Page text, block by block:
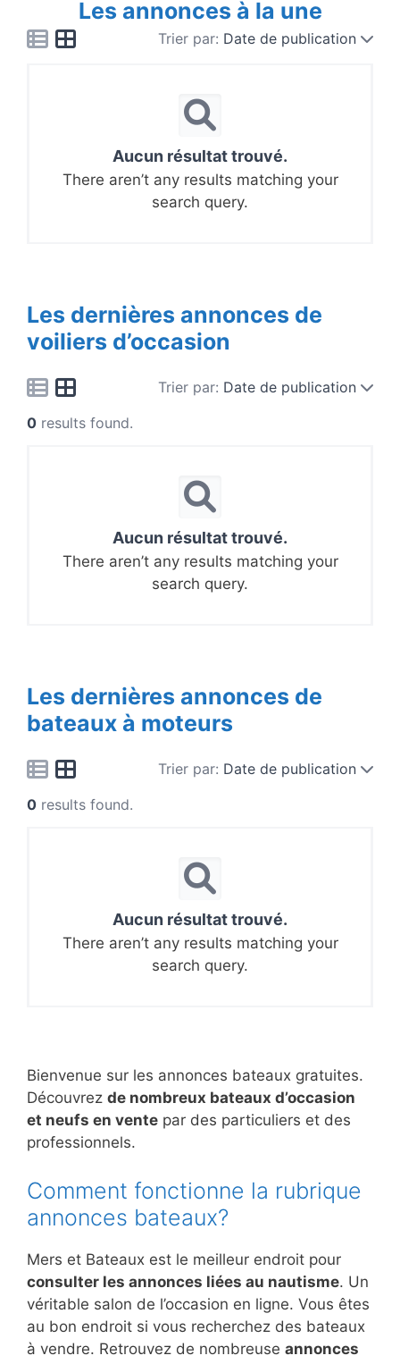
Les annonces à la une
Trier par: Date de publication
Aucun résultat trouvé.
There aren’t any results matching your
search query.
Les dernières annonces de
voiliers d’occasion
Trier par: Date de publication
0 results found.
Aucun résultat trouvé.
There aren’t any results matching your
search query.
Les dernières annonces de
bateaux à moteurs
Trier par: Date de publication
0 results found.
Aucun résultat trouvé.
There aren’t any results matching your
search query.
Bienvenue sur les annonces bateaux gratuites.
Découvrez de nombreux bateaux d’occasion
et neufs en vente par des particuliers et des
professionnels.
Comment fonctionne la rubrique
annonces bateaux?
Mers et Bateaux est le meilleur endroit pour
consulter les annonces liées au nautisme. Un
véritable salon de l’occasion en ligne. Vous êtes
au bon endroit si vous recherchez des bateaux
à vendre. Retrouvez de nombreuse annonces